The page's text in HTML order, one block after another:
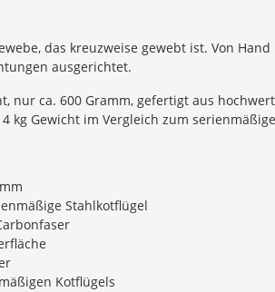
das kreuzweise gewebt ist. Von
ausgerichtet.
nur ca. 600 Gramm, gefertigt aus
kg Gewicht im Vergleich zum
Stahlkotflügel
Kotflügels